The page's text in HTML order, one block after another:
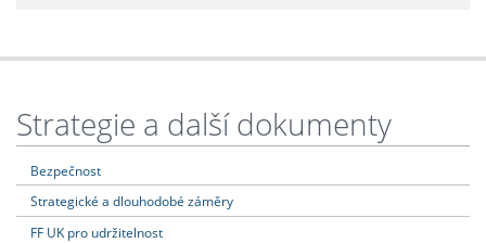
Strategie a další dokumenty
Bezpečnost
Strategické a dlouhodobé záměry
FF UK pro udržitelnost